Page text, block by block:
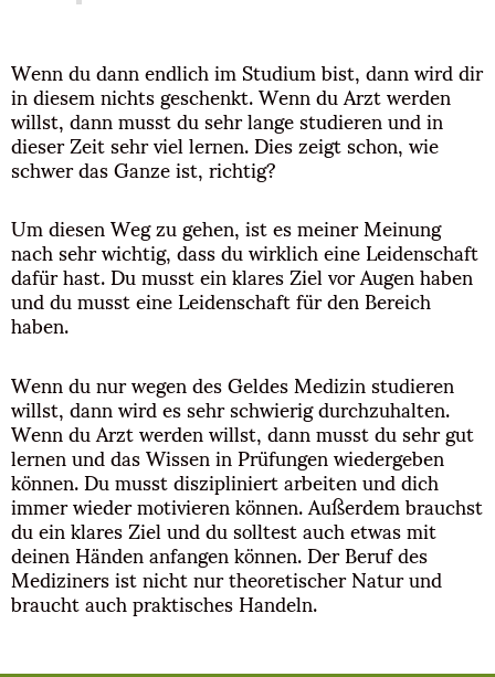
Wenn du dann endlich im Studium bist, dann wird dir
in diesem nichts geschenkt. Wenn du Arzt werden
willst, dann musst du sehr lange studieren und in
dieser Zeit sehr viel lernen. Dies zeigt schon, wie
schwer das Ganze ist, richtig?
Um diesen Weg zu gehen, ist es meiner Meinung
nach sehr wichtig, dass du wirklich eine Leidenschaft
dafür hast. Du musst ein klares Ziel vor Augen haben
und du musst eine Leidenschaft für den Bereich
haben.
Wenn du nur wegen des Geldes Medizin studieren
willst, dann wird es sehr schwierig durchzuhalten.
Wenn du Arzt werden willst, dann musst du sehr gut
lernen und das Wissen in Prüfungen wiedergeben
können. Du musst diszipliniert arbeiten und dich
immer wieder motivieren können. Außerdem brauchst
du ein klares Ziel und du solltest auch etwas mit
deinen Händen anfangen können. Der Beruf des
Mediziners ist nicht nur theoretischer Natur und
braucht auch praktisches Handeln.